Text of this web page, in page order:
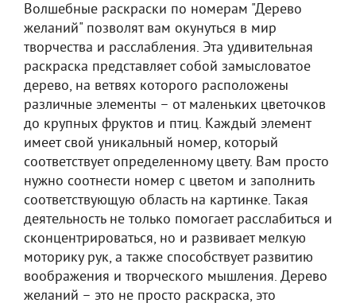
Волшебные раскраски по номерам "Дерево
желаний" позволят вам окунуться в мир
творчества и расслабления. Эта удивительная
раскраска представляет собой замысловатое
дерево, на ветвях которого расположены
различные элементы – от маленьких цветочков
до крупных фруктов и птиц. Каждый элемент
имеет свой уникальный номер, который
соответствует определенному цвету. Вам просто
нужно соотнести номер с цветом и заполнить
соответствующую область на картинке. Такая
деятельность не только помогает расслабиться и
сконцентрироваться, но и развивает мелкую
моторику рук, а также способствует развитию
воображения и творческого мышления. Дерево
желаний – это не просто раскраска, это